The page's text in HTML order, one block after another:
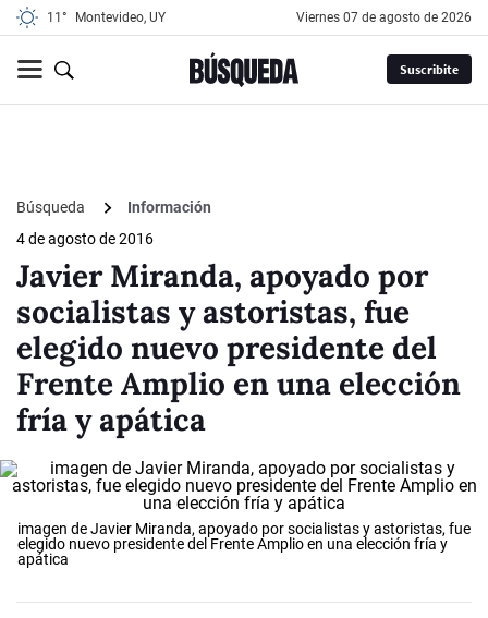
11° Montevideo, UY viernes 07 de agosto de 2026
Suscribite
Búsqueda
Información
4 de agosto de 2016
Javier Miranda, apoyado por
socialistas y astoristas, fue
elegido nuevo presidente del
Frente Amplio en una elección
fría y apática
imagen de Javier Miranda, apoyado por socialistas y astoristas, fue
elegido nuevo presidente del Frente Amplio en una elección fría y
apática